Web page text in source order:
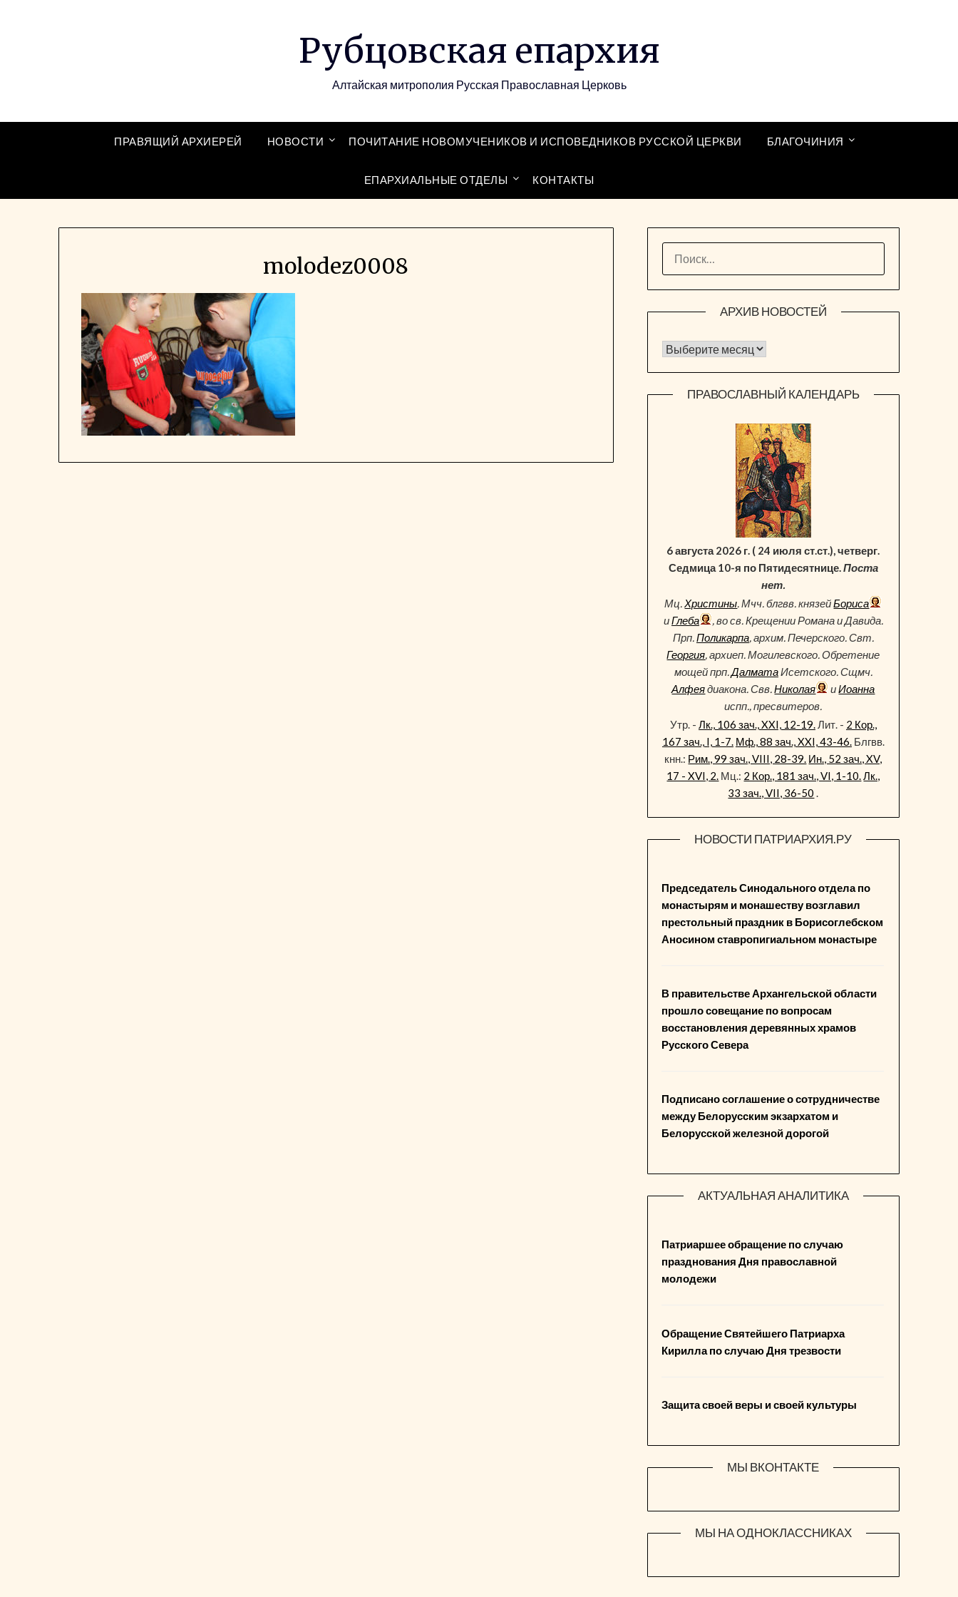
Рубцовская епархия
Алтайская митрополия Русская Православная Церковь
ПРАВЯЩИЙ АРХИЕРЕЙ НОВОСТИ ПОЧИТАНИЕ НОВОМУЧЕНИКОВ И ИСПОВЕДНИКОВ РУССКОЙ ЦЕРКВИ БЛАГОЧИНИЯ
ЕПАРХИАЛЬНЫЕ ОТДЕЛЫ КОНТАКТЫ
molodez0008
АРХИВ НОВОСТЕЙ
Архив новостей
ПРАВОСЛАВНЫЙ КАЛЕНДАРЬ
6 августа 2026 г. ( 24 июля ст.ст.), четверг.
Седмица 10-я по Пятидесятнице.Поста
нет.
Мц.Христины. Мчч. блгвв. князейБориса
иГлеба
, во св. Крещении Романа и Давида.
Прп.Поликарпа, архим. Печерского. Свт.
Георгия, архиеп. Могилевского. Обретение
мощей прп.ДалматаИсетского. Сщмч.
Алфеядиакона. Свв.Николая иИоанна
испп., пресвитеров.
Утр. - Лк., 106 зач., XXI, 12-19.Лит. - 2 Кор.,
167 зач., I, 1-7. Мф., 88 зач., XXI, 43-46.Блгвв.
кнн.: Рим., 99 зач., VIII, 28-39. Ин., 52 зач., XV,
17 - XVI, 2. Мц.: 2 Кор., 181 зач., VI, 1-10.Лк.,
33 зач., VII, 36-50 .
НОВОСТИ ПАТРИАРХИЯ.РУ
Председатель Синодального отдела по
монастырям и монашеству возглавил
престольный праздник в Борисоглебском
Аносином ставропигиальном монастыре
В правительстве Архангельской области
прошло совещание по вопросам
восстановления деревянных храмов
Русского Севера
Подписано соглашение о сотрудничестве
между Белорусским экзархатом и
Белорусской железной дорогой
АКТУАЛЬНАЯ АНАЛИТИКА
Патриаршее обращение по случаю
празднования Дня православной
молодежи
Обращение Святейшего Патриарха
Кирилла по случаю Дня трезвости
Защита своей веры и своей культуры
МЫ ВКОНТАКТЕ
МЫ НА ОДНОКЛАССНИКАХ